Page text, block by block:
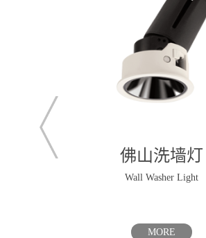
佛山洗墙灯
Wall Washer Light
MORE